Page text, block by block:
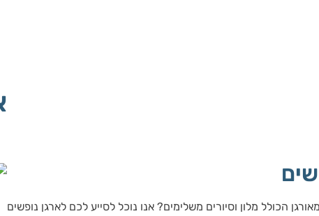
מאורגן הכולל מלון וסיורים משלימים? אנו נוכל לסייע לכם לארגן נופשים